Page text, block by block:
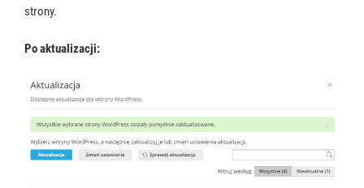
strony.
Po aktualizacji: